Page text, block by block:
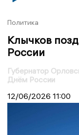
Политика
Клычков
России
Губернатор
Днём России
12/06/2026 11:00